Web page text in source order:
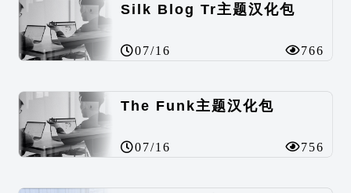
Silk Blog Tr主题汉化包
07/16 766
The Funk主题汉化包
07/16 756